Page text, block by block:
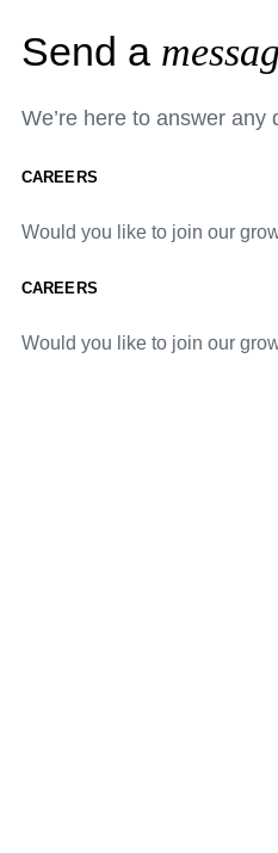
Send a
We’re here to answer
CAREERS
Would you like to join our
CAREERS
Would you like to join our